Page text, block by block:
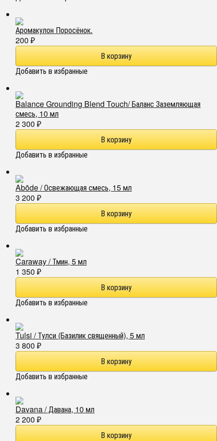
Аромакулон Поросёнок.
200 ₽
Добавить в избранные
Balance Grounding Blend Touch/ Баланс Заземляющая
смесь, 10 мл
2 300 ₽
Добавить в избранные
Abōde / Освежающая смесь, 15 мл
3 200 ₽
Добавить в избранные
Caraway / Тмин, 5 мл
1 350 ₽
Добавить в избранные
Tulsi / Тулси (Базилик священный), 5 мл
3 800 ₽
Добавить в избранные
Davana / Давана, 10 мл
2 200 ₽